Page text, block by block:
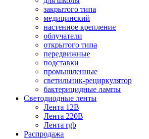
закрытого типа
медицинский
настенное крепление
облучатели
открытого типа
передвижные
подставки
промышленные
светильник-рециркулятор
бактерицидные лампы
Светодиодные ленты
Лента 12В
Лента 220В
Лента rgb
Распродажа